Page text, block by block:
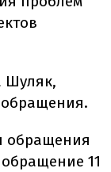
Шуляк,
обращения.
обращения
11